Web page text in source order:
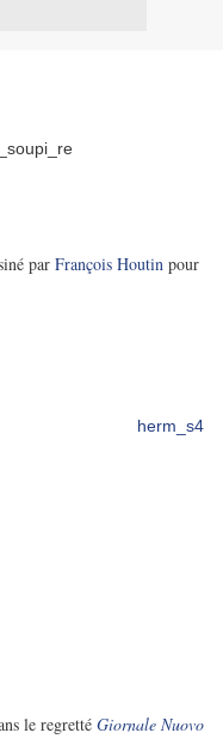
par François Houtinpour
le regretté Giornale Nuovo